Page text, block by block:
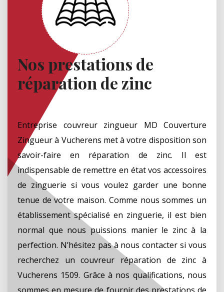
Nos prestations de
réparation de zinc
Entreprise couvreur zingueur MD Couverture
Zingueur à Vucherens met à votre disposition son
savoir-faire en réparation de zinc. Il est
indispensable de remettre en état vos accessoires
de zinguerie si vous voulez garder une bonne
tenue de votre maison. Comme nous sommes un
établissement spécialisé en zinguerie, il est bien
normal que nous puissions manier le zinc à la
perfection. N’hésitez pas à nous contacter si vous
recherchez un couvreur réparation de zinc à
Vucherens 1509. Grâce à nos qualifications, nous